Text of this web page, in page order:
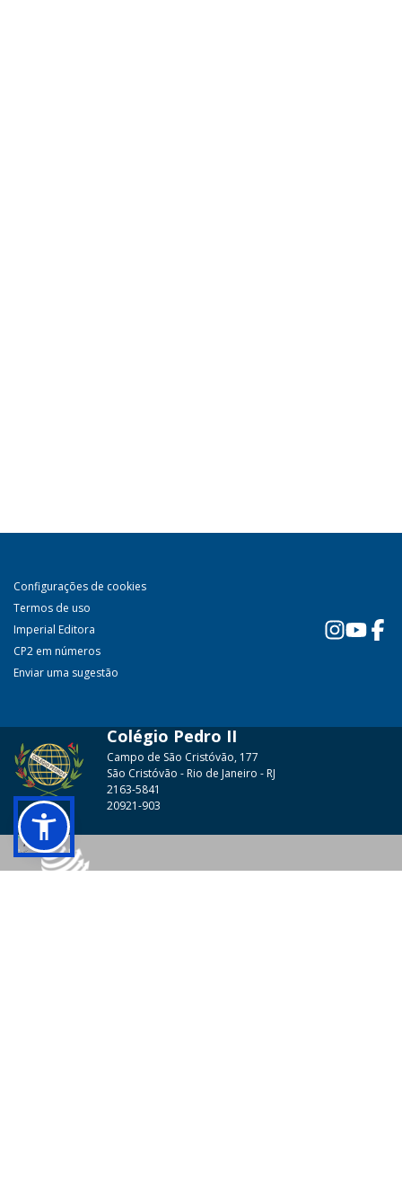
Configurações de cookies
Termos de uso
Imperial Editora
CP2 em números
Enviar uma sugestão
Colégio Pedro II
Campo de São Cristóvão, 177
São Cristóvão - Rio de Janeiro - RJ
2163-5841
20921-903